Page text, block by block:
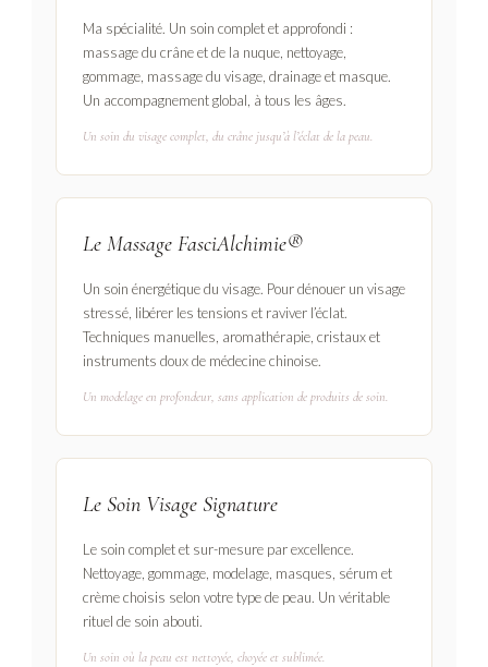
Ma spécialité. Un soin complet et approfondi :
massage du crâne et de la nuque, nettoyage,
gommage, massage du visage, drainage et masque.
Un accompagnement global, à tous les âges.
Un soin du visage complet, du crâne jusqu’à l’éclat de la peau.
Le Massage FasciAlchimie®
Un soin énergétique du visage. Pour dénouer un visage
stressé, libérer les tensions et raviver l’éclat.
Techniques manuelles, aromathérapie, cristaux et
instruments doux de médecine chinoise.
Un modelage en profondeur, sans application de produits de soin.
Le Soin Visage Signature
Le soin complet et sur-mesure par excellence.
Nettoyage, gommage, modelage, masques, sérum et
crème choisis selon votre type de peau. Un véritable
rituel de soin abouti.
Un soin où la peau est nettoyée, choyée et sublimée.